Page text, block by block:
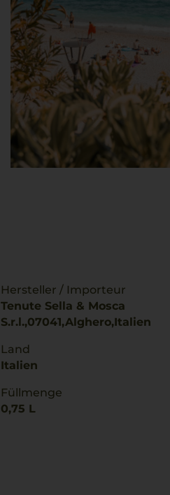
Hersteller / Importeur
Tenute Sella & Mosca
S.r.l.,07041,Alghero,Italien
Land
Italien
Füllmenge
0,75 L